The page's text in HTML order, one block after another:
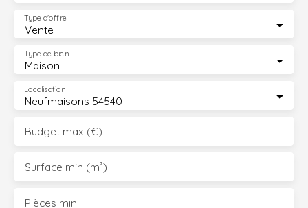
Vente
Type d'offre
Maison
Type de bien
Neufmaisons 54540
Localisation
Budget max (€)
Surface min (m²)
Pièces min